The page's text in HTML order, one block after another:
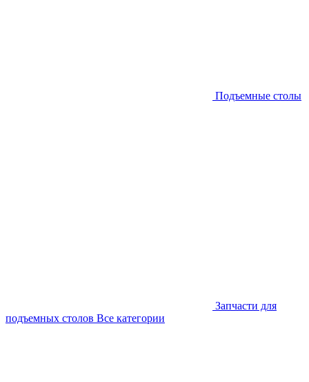
Подъемные столы
Запчасти для
подъемных столов Все категории